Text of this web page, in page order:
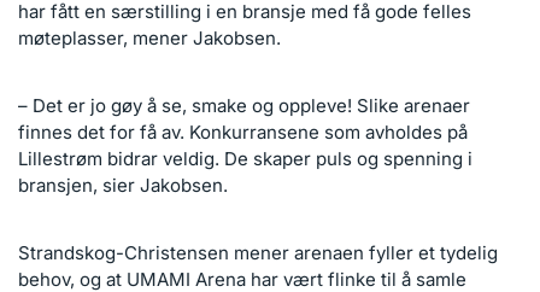
har fått en særstilling i en bransje med få gode felles
møteplasser, mener Jakobsen.
– Det er jo gøy å se, smake og oppleve! Slike arenaer
finnes det for få av. Konkurransene som avholdes på
Lillestrøm bidrar veldig. De skaper puls og spenning i
bransjen, sier Jakobsen.
Strandskog-Christensen mener arenaen fyller et tydelig
behov, og at UMAMI Arena har vært flinke til å samle